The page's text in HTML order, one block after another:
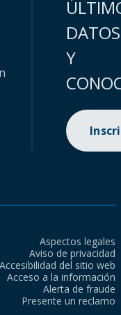
DATOS
Y
Aspectos legales
Aviso de privacidad
Accesibilidad del sitio web
Acceso a la información
Alerta de fraude
Presente un reclamo